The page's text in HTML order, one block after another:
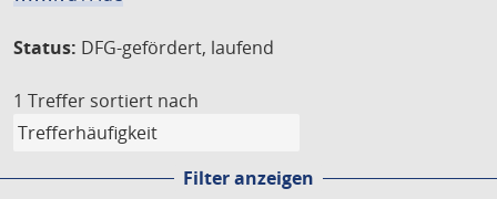
Status: DFG-gefördert, laufend
1 Treffer sortiert nach
Filter anzeigen